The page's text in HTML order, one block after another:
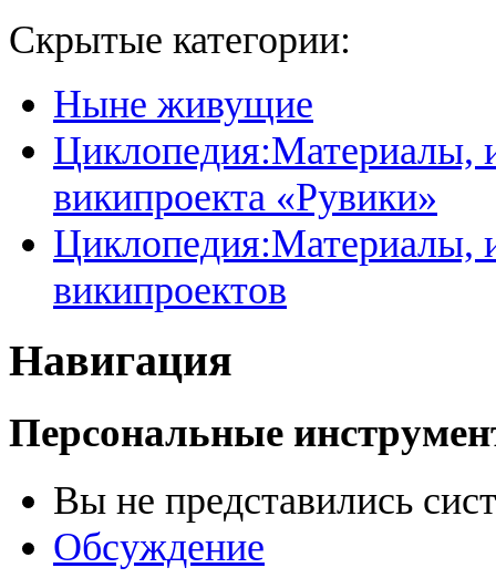
Скрытые категории:
Ныне живущие
Циклопедия:Материалы,
википроекта «Рувики»
Циклопедия:Материалы,
википроектов
Навигация
Персональные
Вы не представились
Обсуждение